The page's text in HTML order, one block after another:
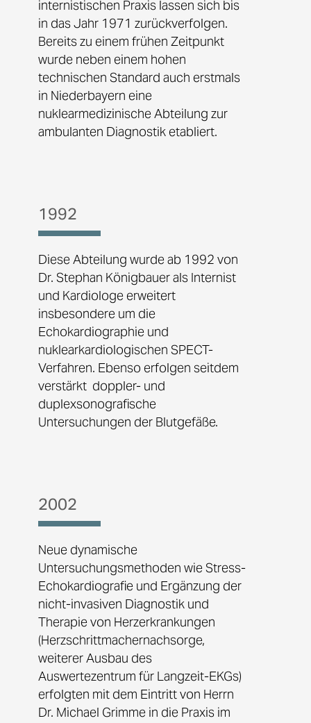
internistischen Praxis lassen sich bis
in das Jahr 1971 zurückverfolgen.
Bereits zu einem frühen Zeitpunkt
wurde neben einem hohen
technischen Standard auch erstmals
in Niederbayern eine
nuklearmedizinische Abteilung zur
ambulanten Diagnostik etabliert.
1992
Diese Abteilung wurde ab 1992 von
Dr. Stephan Königbauer als Internist
und Kardiologe erweitert
insbesondere um die
Echokardiographie und
nuklearkardiologischen SPECT-
Verfahren. Ebenso erfolgen seitdem
verstärkt doppler- und
duplexsonografische
Untersuchungen der Blutgefäße.
2002
Neue dynamische
Untersuchungsmethoden wie Stress-
Echokardiografie und Ergänzung der
nicht-invasiven Diagnostik und
Therapie von Herzerkrankungen
(Herzschrittmachernachsorge,
weiterer Ausbau des
Auswertezentrum für Langzeit-EKGs)
erfolgten mit dem Eintritt von Herrn
Dr. Michael Grimme in die Praxis im